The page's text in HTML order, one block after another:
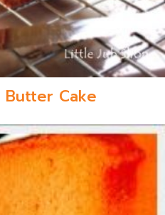
Butter Cake